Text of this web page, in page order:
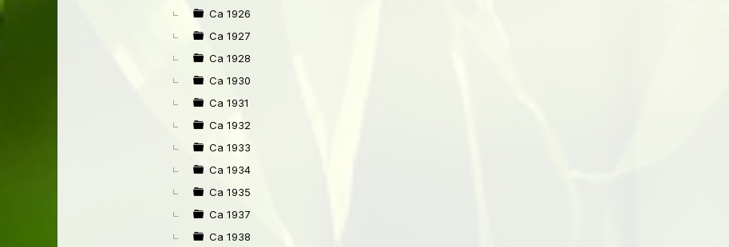
Ca 1926
Ca 1927
Ca 1928
Ca 1930
Ca 1931
Ca 1932
Ca 1933
Ca 1934
Ca 1935
Ca 1937
Ca 1938